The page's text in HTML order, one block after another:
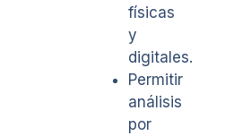
físicas
y
digitales.
Permitir
análisis
por